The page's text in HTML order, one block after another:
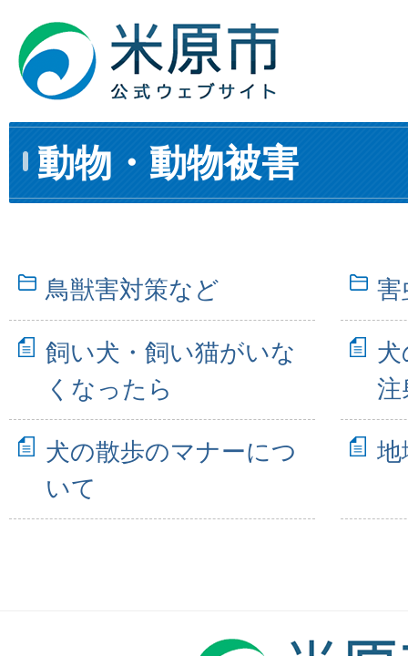
動物・動物被害
鳥獣害対策など 害
飼い犬・飼い猫がいな
くなったら
犬
注
犬の散歩のマナーにつ
いて
地